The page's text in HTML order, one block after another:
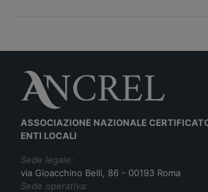
ASSOCIAZIONE NAZIONALE
ENTI LOCALI
Sede legale:
via Gioacchino Belli, 86 - 00193 Roma
Sede operativa: